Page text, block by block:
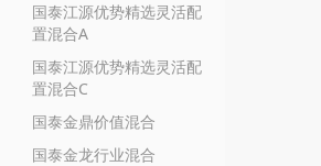
国泰江源优势精选灵活配
置混合A
国泰江源优势精选灵活配
置混合C
国泰金鼎价值混合
国泰金龙行业混合